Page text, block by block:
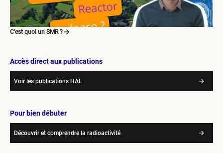
C’est quoi un SMR ?
Accès direct aux publications
Voir les publications HAL
Pour bien débuter
Découvrir et comprendre la radioactivité